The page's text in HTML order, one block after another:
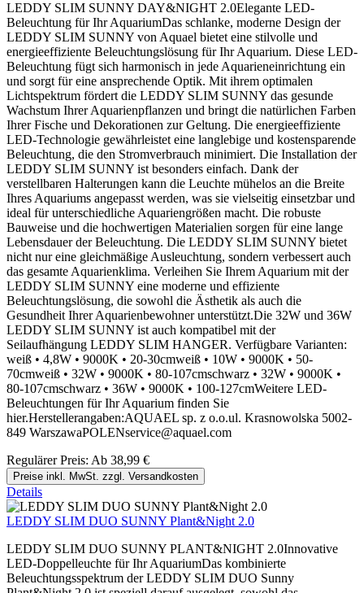
LEDDY SLIM SUNNY DAY&NIGHT 2.0Elegante LED-
Beleuchtung für Ihr AquariumDas schlanke, moderne Design der
LEDDY SLIM SUNNY von Aquael bietet eine stilvolle und
energieeffiziente Beleuchtungslösung für Ihr Aquarium. Diese LED-
Beleuchtung fügt sich harmonisch in jede Aquarieneinrichtung ein
und sorgt für eine ansprechende Optik. Mit ihrem optimalen
Lichtspektrum fördert die LEDDY SLIM SUNNY das gesunde
Wachstum Ihrer Aquarienpflanzen und bringt die natürlichen Farben
Ihrer Fische und Dekorationen zur Geltung. Die energieeffiziente
LED-Technologie gewährleistet eine langlebige und kostensparende
Beleuchtung, die den Stromverbrauch minimiert. Die Installation der
LEDDY SLIM SUNNY ist besonders einfach. Dank der
verstellbaren Halterungen kann die Leuchte mühelos an die Breite
Ihres Aquariums angepasst werden, was sie vielseitig einsetzbar und
ideal für unterschiedliche Aquariengrößen macht. Die robuste
Bauweise und die hochwertigen Materialien sorgen für eine lange
Lebensdauer der Beleuchtung. Die LEDDY SLIM SUNNY bietet
nicht nur eine gleichmäßige Ausleuchtung, sondern verbessert auch
das gesamte Aquarienklima. Verleihen Sie Ihrem Aquarium mit der
LEDDY SLIM SUNNY eine moderne und effiziente
Beleuchtungslösung, die sowohl die Ästhetik als auch die
Gesundheit Ihrer Aquarienbewohner unterstützt.Die 32W und 36W
LEDDY SLIM SUNNY ist auch kompatibel mit der
Seilaufhängung LEDDY SLIM HANGER. Verfügbare Varianten:
weiß • 4,8W • 9000K • 20-30cmweiß • 10W • 9000K • 50-
70cmweiß • 32W • 9000K • 80-107cmschwarz • 32W • 9000K •
80-107cmschwarz • 36W • 9000K • 100-127cmWeitere LED-
Beleuchtungen für Ihr Aquarium finden Sie
hier.Herstellerangaben:AQUAEL sp. z o.o.ul. Krasnowolska 5002-
849 WarszawaPOLENservice@aquael.com
Regulärer Preis: Ab 38,99 €
Preise inkl. MwSt. zzgl. Versandkosten
Details
LEDDY SLIM DUO SUNNY Plant&Night 2.0
LEDDY SLIM DUO SUNNY PLANT&NIGHT 2.0Innovative
LED-Doppelleuchte für Ihr AquariumDas kombinierte
Beleuchtungsspektrum der LEDDY SLIM DUO Sunny